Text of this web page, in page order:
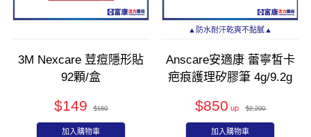
3M Nexcare 荳痘隱形貼
92顆/盒
$149 $160
加入購物車
▲防水耐汗乾爽不黏膩▲
Anscare安適康 蕾寧皙卡
疤痕護理矽膠筆 4g/9.2g
$850 $2,200
加入購物車